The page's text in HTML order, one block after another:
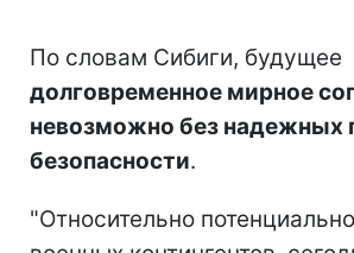
По словам Сибиги, будущее
долговременное мирное
невозможно без надежных
безопасности.
"Относительно